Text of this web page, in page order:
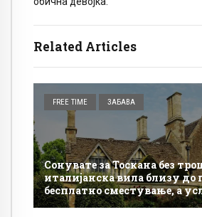
Related Articles
FREE TIME ЗАБАВА
Сонувате за Тоскана без
италијанска вила близу до
бесплатно сместување, а
едноставни